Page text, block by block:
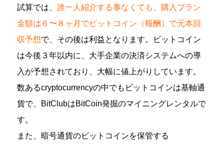
試算では、 誰一人紹介する事なくても、購入プラン
金額は６〜８ヶ月でビットコイン（報酬）で元本回
収予想で、その後は利益となります。ビットコイン
は今後３年以内に、大手企業の決済システムへの導
入が予想されており、大幅に値上がりしています。
数あるcryptocurrencyの中でもビットコインは基軸通
貨で、BitClubはBitCoin発掘のマイニングレンタルで
す。
また、暗号通貨のビットコインを保管する